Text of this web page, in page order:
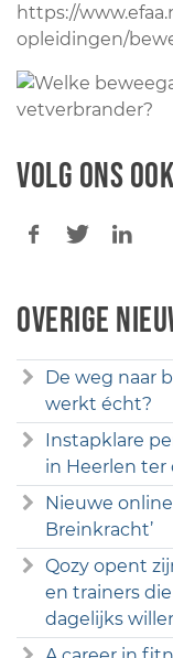
https://
opleidingen/
Volg ons
Overige
De weg naar
werkt écht?
Instapklare
in Heerlen ter
Nieuwe
Breinkracht’
Qozy opent
en trainers
dagelijks